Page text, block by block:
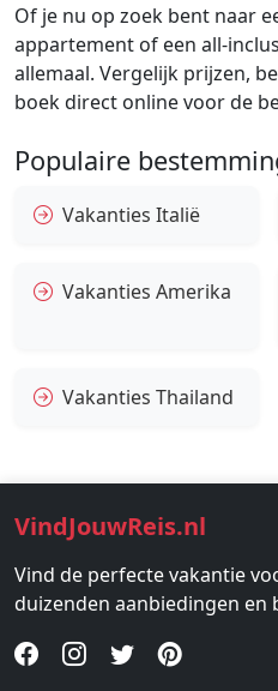
Of je nu op zoek bent naar
appartement of een all-
allemaal. Vergelijk prijzen,
boek direct online voor de
Populaire
Vakanties Italië
Vakanties Amerika
Vakanties Thailand
VindJouwReis.nl
Vind de perfecte vakantie
duizenden aanbiedingen en